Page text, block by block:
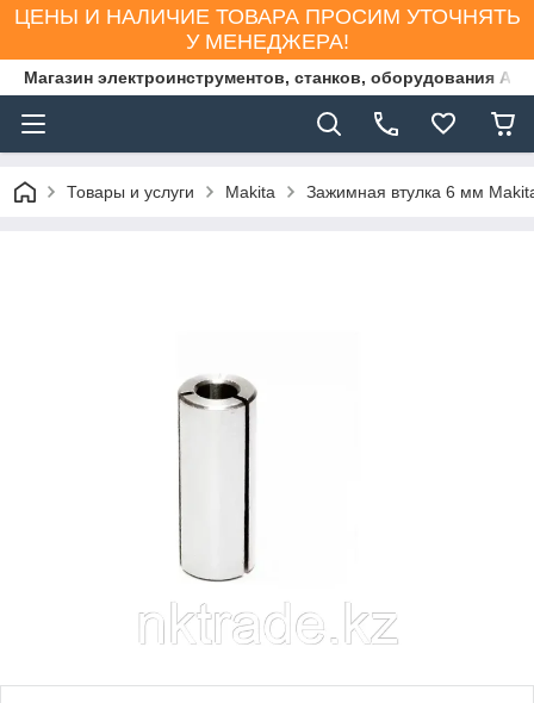
ЦЕНЫ И НАЛИЧИЕ ТОВАРА ПРОСИМ УТОЧНЯТЬ
У МЕНЕДЖЕРА!
Магазин электроинструментов, станков, оборудования
Товары и услуги Makita Зажимная втулка 6 мм